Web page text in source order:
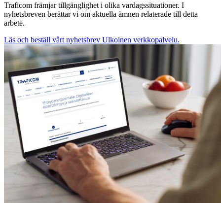
Traficom främjar tillgänglighet i olika vardagssituationer. I
nyhetsbreven berättar vi om aktuella ämnen relaterade till detta
arbete.
Läs och beställ vårt nyhetsbrev Ulkoinen verkkopalvelu.